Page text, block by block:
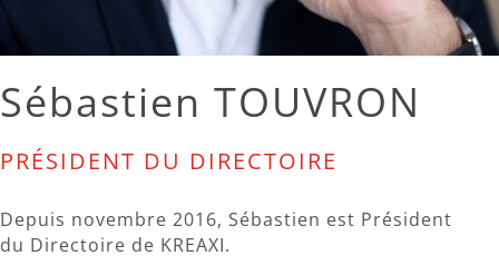
Sébastien TOUVRON
PRÉSIDENT DU DIRECTOIRE
Depuis novembre 2016, Sébastien est Président
du Directoire de KREAXI.